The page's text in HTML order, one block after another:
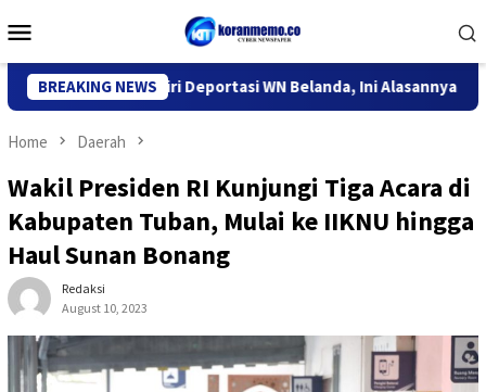
to
Menu
BREAKING NEWS
Kediri Deportasi WN Belanda, Ini Alasannya 9
Home Daerah
Wakil Presiden RI Kunjungi Tiga Acara di
Kabupaten Tuban, Mulai ke IIKNU hingga
Haul Sunan Bonang
Redaksi
August 10, 2023